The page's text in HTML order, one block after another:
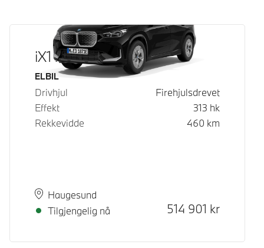
iX1 xDrive30
Drivstoff
ELBIL
Drivhjul
Firehjulsdrevet
Effekt
313 hk
Rekkevidde
460 km
PlassHaugesund
Leveringstid
Tilgjengelig nå
Kontantpris
514 901 kr